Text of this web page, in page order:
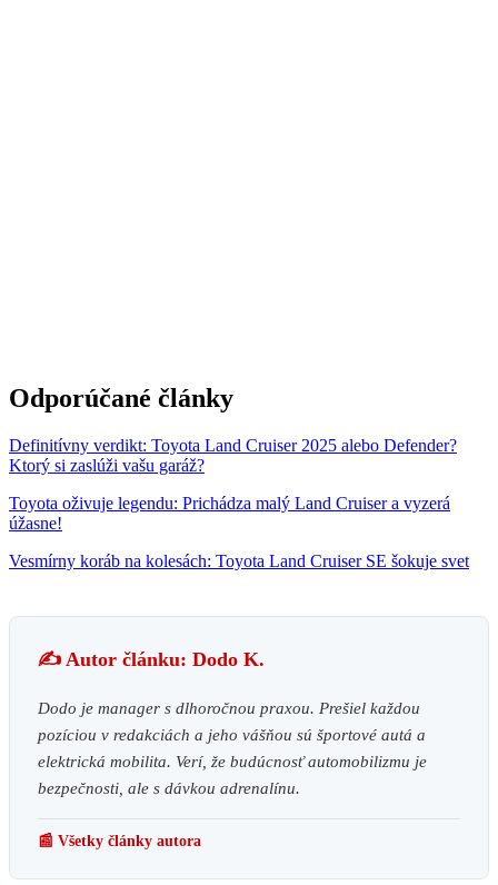
Odporúčané články
Definitívny verdikt: Toyota Land Cruiser 2025 alebo Defender?
Ktorý si zaslúži vašu garáž?
Toyota oživuje legendu: Prichádza malý Land Cruiser a vyzerá
úžasne!
Vesmírny koráb na kolesách: Toyota Land Cruiser SE šokuje svet
✍️ Autor článku: Dodo K.
Dodo je manager s dlhoročnou praxou. Prešiel každou
pozíciou v redakciách a jeho vášňou sú športové autá a
elektrická mobilita. Verí, že budúcnosť automobilizmu je
bezpečnosti, ale s dávkou adrenalínu.
📰 Všetky články autora